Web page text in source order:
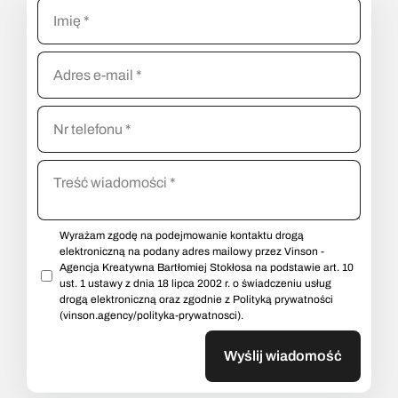
Wyrażam zgodę na podejmowanie kontaktu drogą
elektroniczną na podany adres mailowy przez Vinson -
Agencja Kreatywna Bartłomiej Stokłosa na podstawie art. 10
ust. 1 ustawy z dnia 18 lipca 2002 r. o świadczeniu usług
drogą elektroniczną oraz zgodnie z Polityką prywatności
(vinson.agency/polityka-prywatnosci).